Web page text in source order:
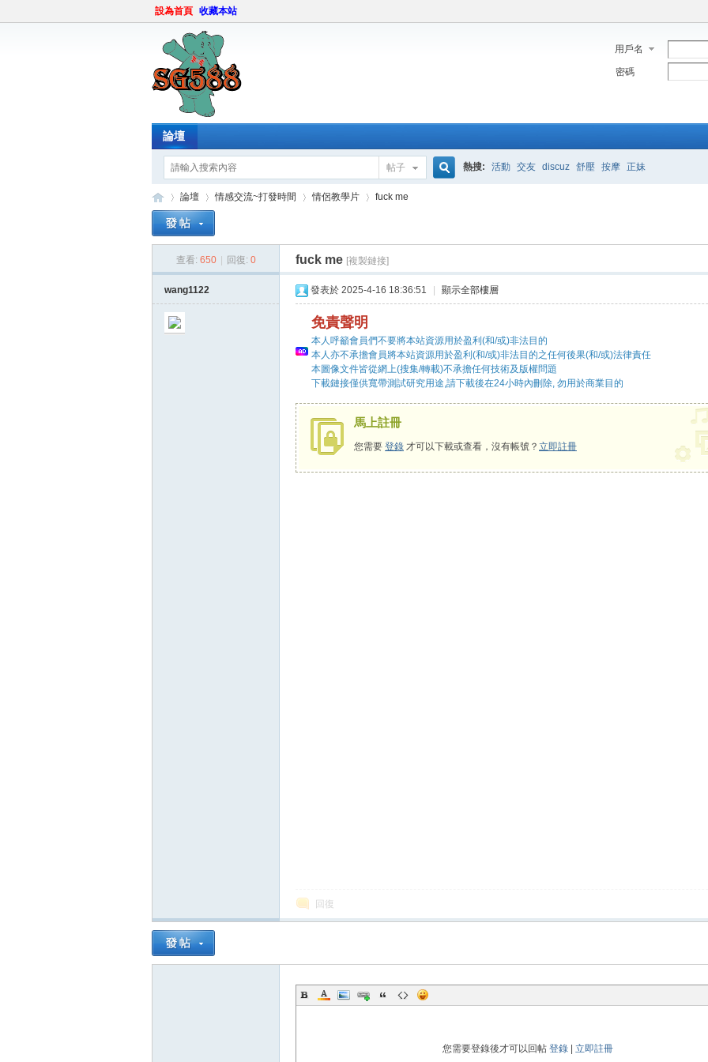
設為首頁 收藏本站
用戶名
密碼
論壇
帖子 熱搜: 活動 交友 discuz 舒壓 按摩 正妹
論壇
›
情感交流~打發時間
›
情侶教學片
›
fuck me
查看: 650 回復: 0 fuck me [複製鏈接]
wang1122 發表於 2025-4-16 18:36:51 顯示全部樓層
免責聲明
本人呼籲會員們不要將本站資源用於盈利(和/或)非法目的
本人亦不承擔會員將本站資源用於盈利(和/或)非法目的之任何後果(和/或)法律責任
本圖像文件皆從網上(搜集/轉載)不承擔任何技術及版權問題
下載鏈接僅供寬帶測試研究用途,請下載後在24小時內刪除, 勿用於商業目的
馬上註冊
您需要 登錄 才可以下載或查看，沒有帳號？ 立即註冊
回復
您需要登錄後才可以回帖 登錄| 立即註冊